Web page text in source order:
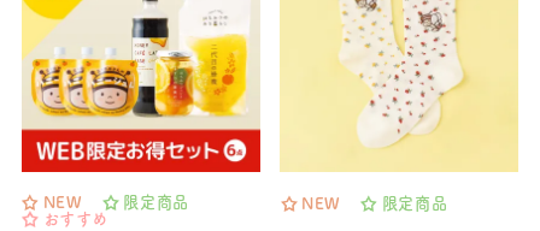
NEW
限定商品
おすすめ
NEW 限定商品